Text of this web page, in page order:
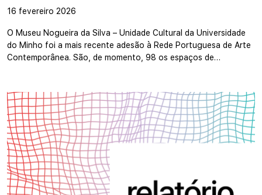
16 fevereiro 2026
O Museu Nogueira da Silva – Unidade Cultural da Universidade
do Minho foi a mais recente adesão à Rede Portuguesa de Arte
Contemporânea. São, de momento, 98 os espaços de…